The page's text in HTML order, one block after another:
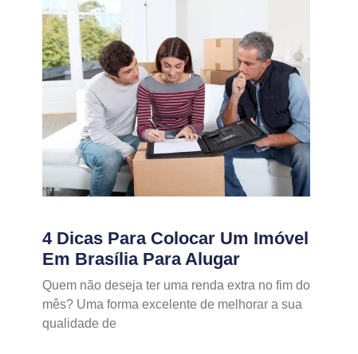
4 Dicas Para Colocar Um Imóvel
Em Brasília Para Alugar
Quem não deseja ter uma renda extra no fim do
mês? Uma forma excelente de melhorar a sua
qualidade de